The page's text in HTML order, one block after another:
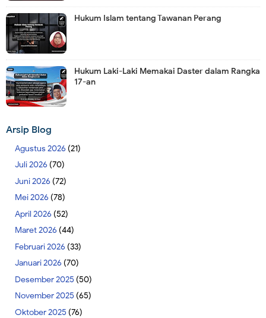
Hukum Islam tentang Tawanan Perang
Hukum Laki-Laki Memakai Daster dalam Rangka
17-an
Arsip Blog
Agustus 2026 (21)
Juli 2026 (70)
Juni 2026 (72)
Mei 2026 (78)
April 2026 (52)
Maret 2026 (44)
Februari 2026 (33)
Januari 2026 (70)
Desember 2025 (50)
November 2025 (65)
Oktober 2025 (76)